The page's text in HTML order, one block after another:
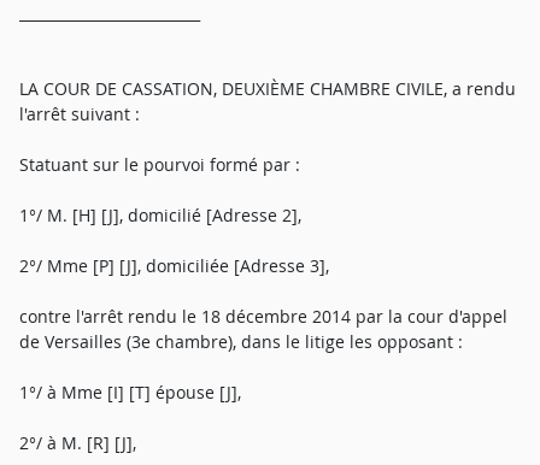
LA COUR DE CASSATION, DEUXIÈME CHAMBRE CIVILE, a rendu
l'arrêt suivant :
Statuant sur le pourvoi formé par :
1°/ M. [H] [J], domicilié [Adresse 2],
2°/ Mme [P] [J], domiciliée [Adresse 3],
contre l'arrêt rendu le 18 décembre 2014 par la cour d'appel
de Versailles (3e chambre), dans le litige les opposant :
1°/ à Mme [I] [T] épouse [J],
2°/ à M. [R] [J],